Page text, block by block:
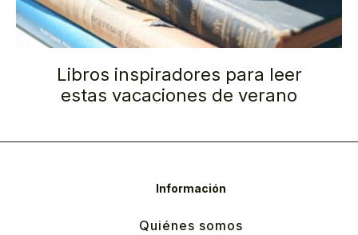
Libros inspiradores para leer
estas vacaciones de verano
Información
Quiénes somos